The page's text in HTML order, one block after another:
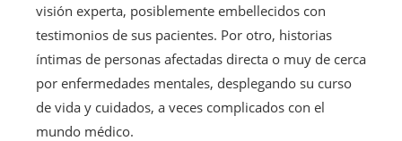
visión experta, posiblemente embellecidos con
testimonios de sus pacientes. Por otro, historias
íntimas de personas afectadas directa o muy de cerca
por enfermedades mentales, desplegando su curso
de vida y cuidados, a veces complicados con el
mundo médico.